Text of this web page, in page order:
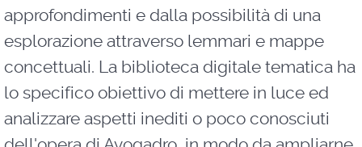
approfondimenti e dalla possibilità di una
esplorazione attraverso lemmari e mappe
concettuali. La biblioteca digitale tematica ha
lo specifico obiettivo di mettere in luce ed
analizzare aspetti inediti o poco conosciuti